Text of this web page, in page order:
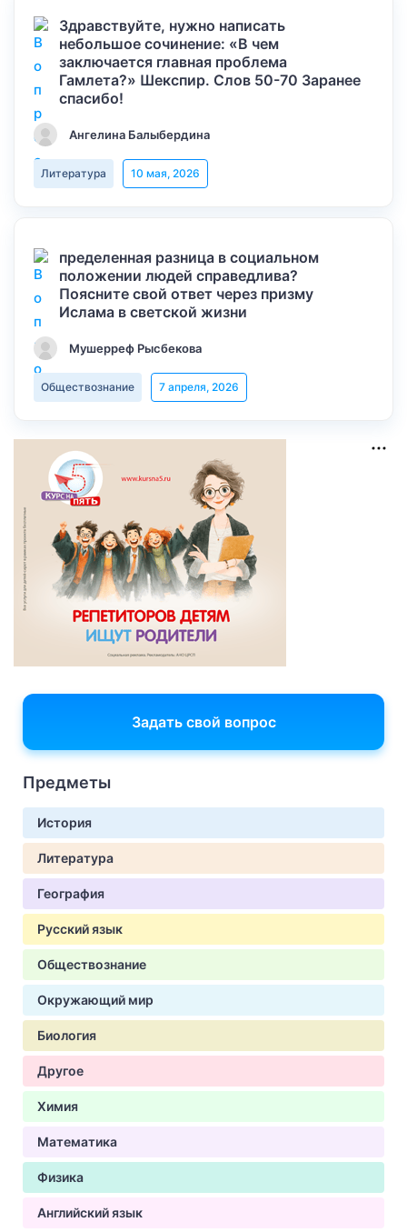
Здравствуйте, нужно написать
небольшое сочинение: «В чем
заключается главная проблема
Гамлета?» Шекспир. Слов 50-70 Заранее
спасибо!
Ангелина Балыбердина
Литература 10 мая, 2026
пределенная разница в социальном
положении людей справедлива?
Поясните свой ответ через призму
Ислама в светской жизни
Мушерреф Рысбекова
Обществознание 7 апреля, 2026
Задать свой вопрос
Предметы
История
Литература
География
Русский язык
Обществознание
Окружающий мир
Биология
Другое
Химия
Математика
Физика
Английский язык